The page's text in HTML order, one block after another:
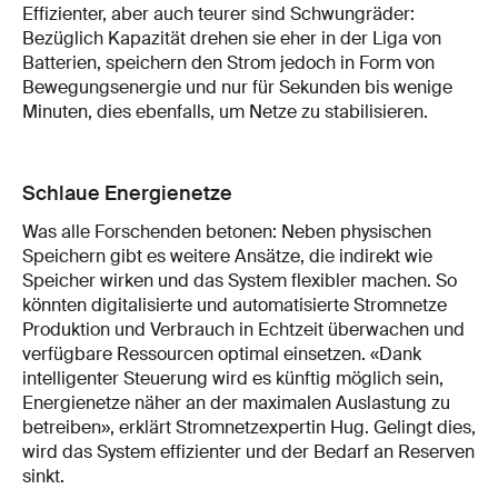
Effizienter, aber auch teurer sind Schwungräder:
Bezüglich Kapazität drehen sie eher in der Liga von
Batterien, speichern den Strom jedoch in Form von
Bewegungsenergie und nur für Sekunden bis wenige
Minuten, dies ebenfalls, um Netze zu stabilisieren.
Schlaue Energienetze
Was alle Forschenden betonen: Neben physischen
Speichern gibt es weitere Ansätze, die indirekt wie
Speicher wirken und das System flexibler machen. So
könnten digitalisierte und automatisierte Stromnetze
Produktion und Verbrauch in Echtzeit überwachen und
verfügbare Ressourcen optimal einsetzen. «Dank
intelligenter Steuerung wird es künftig möglich sein,
Energienetze näher an der maximalen Auslastung zu
betreiben», erklärt Stromnetzexpertin Hug. Gelingt dies,
wird das System effizienter und der Bedarf an Reserven
sinkt.